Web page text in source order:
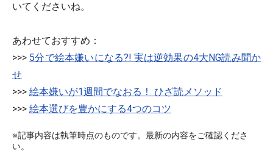
いてくださいね。
あわせておすすめ：
>>> 5分で絵本嫌いになる?! 実は逆効果の4大NG読み聞か
せ
>>> 絵本嫌いが1週間でなおる！ ひざ読メソッド
>>> 絵本選びを豊かにする4つのコツ
※記事内容は執筆時点のものです。最新の内容をご確認くださ
い。